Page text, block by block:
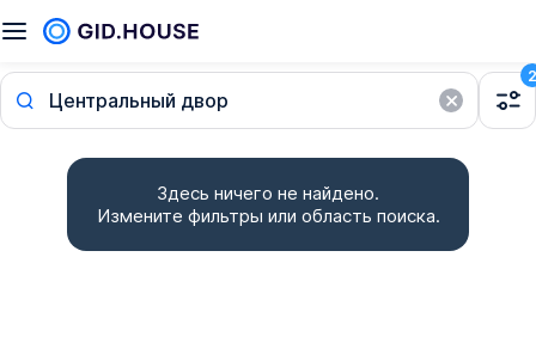
Центральный двор
2
Здесь ничего не найдено.
Измените фильтры или область поиска.